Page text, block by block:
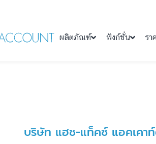
ผลิตภัณฑ์ ฟังก์ชั่น รา
บริษัท แฮช-แท็คซ์ แอคเค